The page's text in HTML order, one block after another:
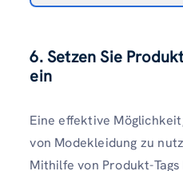
6. Setzen Sie
ein
Eine effektive
von Modekleidung zu
Mithilfe von Produkt-